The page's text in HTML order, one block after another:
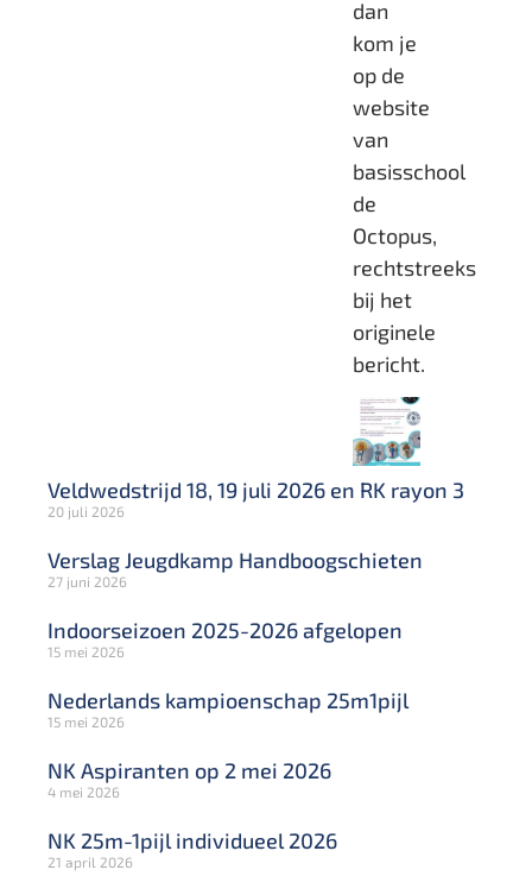
dan
kom je
op de
website
van
basisschool
de
Octopus,
rechtstreeks
bij het
originele
bericht.
Veldwedstrijd 18, 19 juli 2026 en RK rayon 3
20 juli 2026
Verslag Jeugdkamp Handboogschieten
27 juni 2026
Indoorseizoen 2025-2026 afgelopen
15 mei 2026
Nederlands kampioenschap 25m1pijl
15 mei 2026
NK Aspiranten op 2 mei 2026
4 mei 2026
NK 25m-1pijl individueel 2026
21 april 2026